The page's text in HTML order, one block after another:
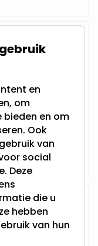
49,95
Antraciet’’
en
om
en om
Ook
van
social
Deze
die u
hebben
van hun